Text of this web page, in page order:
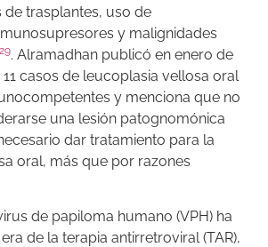
trasplantes, uso de
y malignidades
29. Alramadhan publicó en enero de
11 casos de leucoplasia vellosa oral
y menciona que no
una lesión patognomónica
dar tratamiento para la
oral, más que por razones
de papiloma humano (VPH) ha
de la terapia antirretroviral (TAR),